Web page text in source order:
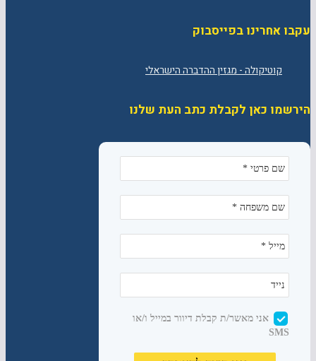
עקבו אחרינו בפייסבוק
הירשמו כאן לקבלת כתב העת שלנו